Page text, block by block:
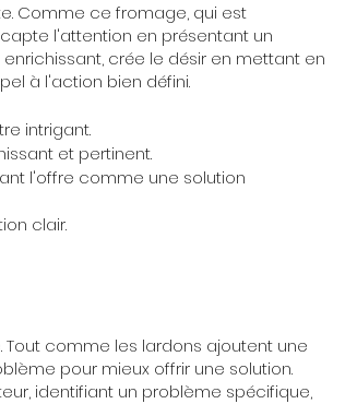
Comme ce fromage, qui est
l'attention en présentant un
crée le désir en mettant en
à l'action bien défini.
intrigant.
et pertinent.
l'offre comme une solution
clair.
comme les lardons ajoutent une
pour mieux offrir une solution.
identifiant un problème spécifique,